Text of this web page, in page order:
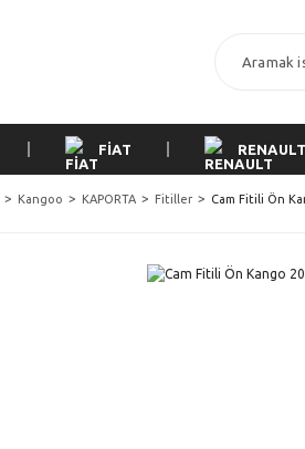
FİAT RENAULT
Kangoo KAPORTA Fitiller Cam Fitili Ön